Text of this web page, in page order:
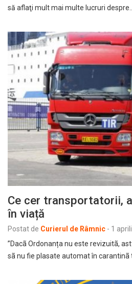
să aflaţi mult mai multe lucruri despre…
Ce cer transportatorii,
în viață
Postat de Curierul de Râmnic - 1
”Dacã Ordonanța nu este revizuitã,
sã nu fie plasate automat în carantinã